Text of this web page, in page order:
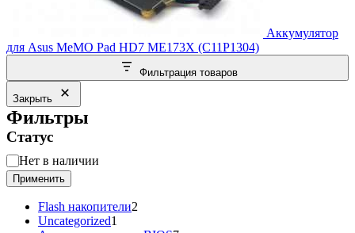
Аккумулятор
для Asus MeMO Pad HD7 ME173X (C11P1304)
Фильтрация товаров
Закрыть
Фильтры
Статус
Статус
Нет в наличии
Применить
Flash накопители2
Uncategorized1